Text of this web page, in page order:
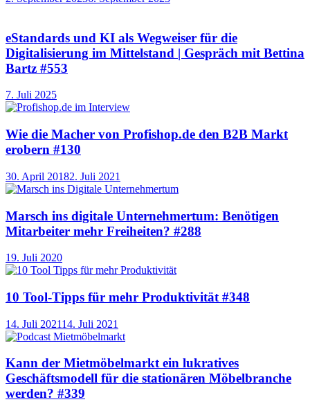
eStandards und KI als Wegweiser für die
Digitalisierung im Mittelstand | Gespräch mit Bettina
Bartz #553
7. Juli 2025
Wie die Macher von Profishop.de den B2B Markt
erobern #130
30. April 20182. Juli 2021
Marsch ins digitale Unternehmertum: Benötigen
Mitarbeiter mehr Freiheiten? #288
19. Juli 2020
10 Tool-Tipps für mehr Produktivität #348
14. Juli 202114. Juli 2021
Kann der Mietmöbelmarkt ein lukratives
Geschäftsmodell für die stationären Möbelbranche
werden? #339